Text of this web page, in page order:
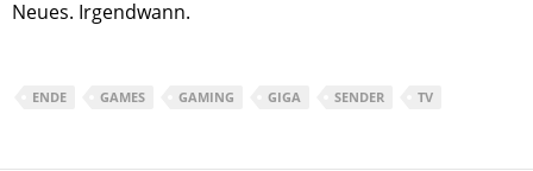
Neues. Irgendwann.
ENDE GAMES GAMING GIGA SENDER TV